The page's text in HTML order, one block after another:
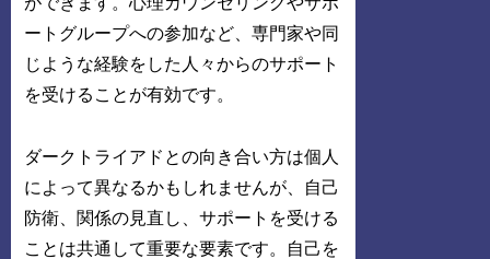
ートグループへの参加など、専門家や同
じような経験をした人々からのサポート
を受けることが有効です。
ダークトライアドとの向き合い方は個人
によって異なるかもしれませんが、自己
防衛、関係の見直し、サポートを受ける
ことは共通して重要な要素です。自己を